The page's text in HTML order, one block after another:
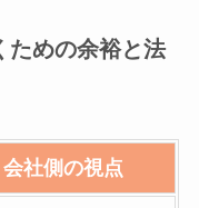
ための余裕と法
会社側の視点